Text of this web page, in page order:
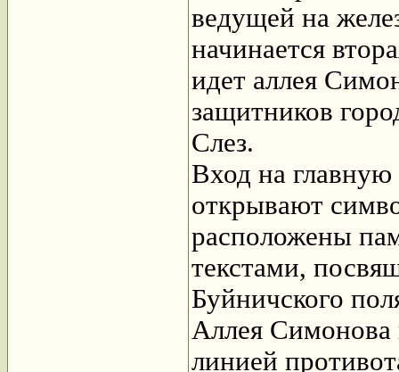
ведущей на
начинается
идет аллея
защитников
Слез.
Вход на
открывают
расположены
текстами,
Буйничского
Аллея Симонова
линией